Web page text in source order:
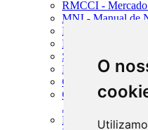
O
RMCCI -
MNI - Manual de
MTVM - Manual
MCR - Manual de
SISORF - Manual
MASUP - Manual
CADOC -
CNAE-CONCLA -
Atividades
PMF - Cartilhas